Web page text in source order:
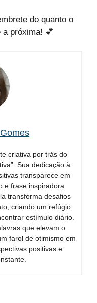
do quanto o
a próxima! 💕
criativa por trás do
Sua dedicação à
transparece em
e frase inspiradora
transforma desafios
criando um refúgio
estímulo diário.
que elevam o
farol de otimismo em
positivas e